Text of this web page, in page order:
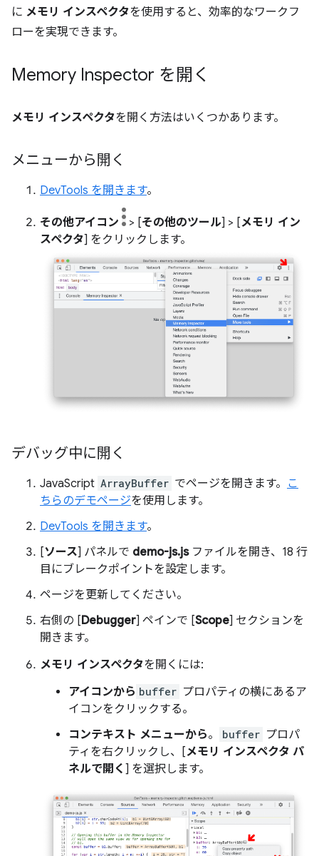
に メモリ インスペクタを使用すると、効率的なワークフ
ローを実現できます。
Memory Inspector を開く
メモリ インスペクタを開く方法はいくつかあります。
メニューから開く
DevTools を開きます。
その他アイコン > [その他のツール] > [メモリ イン
スペクタ] をクリックします。
デバッグ中に開く
JavaScript ArrayBuffer でページを開きます。 こ
ちらのデモページを使用します。
DevTools を開きます。
[ソース] パネルで demo-js.jsファイルを開き、18 行
目にブレークポイントを設定します。
ページを更新してください。
右側の [Debugger] ペインで [Scope] セクションを
開きます。
メモリ インスペクタを開くには:
アイコンから buffer プロパティの横にあるア
イコンをクリックする。
コンテキスト メニューから。 buffer プロパ
ティを右クリックし、[メモリ インスペクタ パ
ネルで開く ] を選択します。